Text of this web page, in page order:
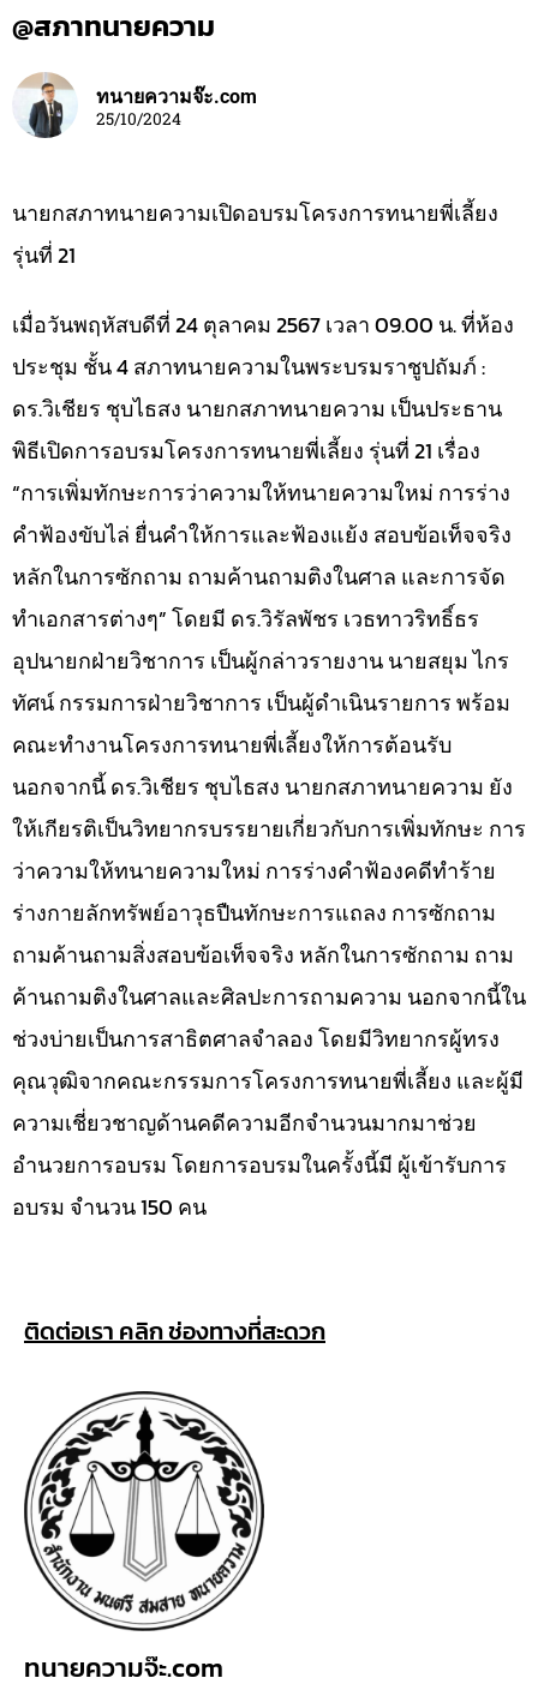
@สภาทนายความ
ทนายความจ๊ะ.com
25/10/2024
นายกสภาทนายความเปิดอบรมโครงการทนายพี่เลี้ยง
รุ่นที่ 21
เมื่อวันพฤหัสบดีที่ 24 ตุลาคม 2567 เวลา 09.00 น. ที่ห้อง
ประชุม ชั้น 4 สภาทนายความในพระบรมราชูปถัมภ์ :
ดร.วิเชียร ชุบไธสง นายกสภาทนายความ เป็นประธาน
พิธีเปิดการอบรมโครงการทนายพี่เลี้ยง รุ่นที่ 21 เรื่อง
“การเพิ่มทักษะการว่าความให้ทนายความใหม่ การร่าง
คำฟ้องขับไล่ ยื่นคำให้การและฟ้องแย้ง สอบข้อเท็จจริง
หลักในการซักถาม ถามค้านถามติงในศาล และการจัด
ทำเอกสารต่างๆ” โดยมี ดร.วิรัลพัชร เวธทาวริทธิ์ธร
อุปนายกฝ่ายวิชาการ เป็นผู้กล่าวรายงาน นายสยุม ไกร
ทัศน์ กรรมการฝ่ายวิชาการ เป็นผู้ดำเนินรายการ พร้อม
คณะทำงานโครงการทนายพี่เลี้ยงให้การต้อนรับ
นอกจากนี้ ดร.วิเชียร ชุบไธสง นายกสภาทนายความ ยัง
ให้เกียรติเป็นวิทยากรบรรยายเกี่ยวกับการเพิ่มทักษะ การ
ว่าความให้ทนายความใหม่ การร่างคำฟ้องคดีทำร้าย
ร่างกายลักทรัพย์อาวุธปืนทักษะการแถลง การซักถาม
ถามค้านถามสิ่งสอบข้อเท็จจริง หลักในการซักถาม ถาม
ค้านถามติงในศาลและศิลปะการถามความ นอกจากนี้ใน
ช่วงบ่ายเป็นการสาธิตศาลจำลอง โดยมีวิทยากรผู้ทรง
คุณวุฒิจากคณะกรรมการโครงการทนายพี่เลี้ยง และผู้มี
ความเชี่ยวชาญด้านคดีความอีกจำนวนมากมาช่วย
อำนวยการอบรม โดยการอบรมในครั้งนี้มี ผู้เข้ารับการ
อบรม จำนวน 150 คน
ติดต่อเรา คลิก ช่องทางที่สะดวก
ทนายความจ๊ะ.com